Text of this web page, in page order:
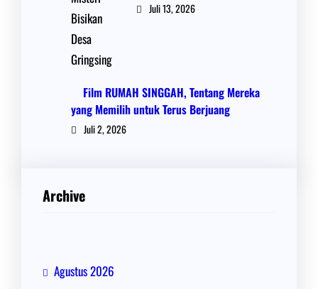
Juli 13, 2026
Film RUMAH SINGGAH, Tentang Mereka
yang Memilih untuk Terus Berjuang
Juli 2, 2026
Archive
Agustus 2026